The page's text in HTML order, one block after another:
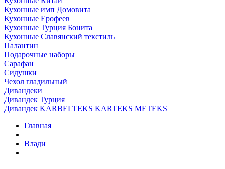
Кухонные имп Домовита
Кухонные Ерофеев
Кухонные Турция Бонита
Кухонные Славянский текстиль
Палантин
Подарочные наборы
Сарафан
Сидушки
Чехол гладильный
Дивандеки
Дивандек Турция
Дивандек KARBELTEKS KARTEKS METEKS
Главная
Влади